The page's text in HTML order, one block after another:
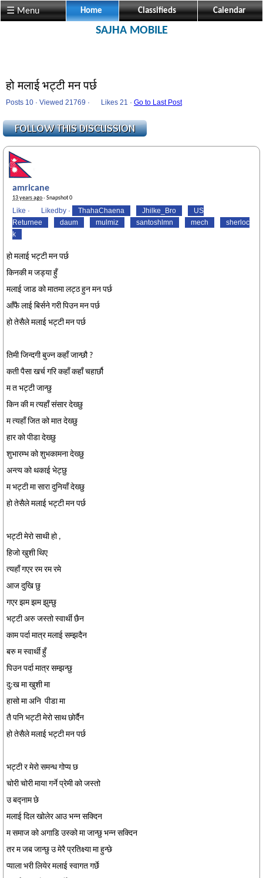
☰ Menu Home Classifieds Calendar
SAJHA MOBILE
हो मलाई भट्टी मन पर्छ
Posts 10 · Viewed 21769 · Likes 21 · Go to Last Post
amricane
13 years ago· Snapshot 0
Like · Likedby · ThahaChaena Jhilke_Bro
US
Returnee
daum mulmiz santoshlmn mech
sherloc
k
हो मलाई भट्टी मन पर्छ
किनकी म जड्या हुँ
मलाई जाड को मातमा लट्ठ हुन मन पर्छ
आँफै लाई बिर्सने गरी पिउन मन पर्छ
हो तेसैले मलाई भट्टी मन पर्छ
तिमी जिन्दगी बुज्न कहाँ जान्छौ ?
कती पैसा खर्च गरि कहाँ कहाँ चहार्छौ
म त भट्टी जान्छु
किन की म त्यहाँ संसार देख्छु
म त्यहाँ जित को मात देख्छु
हार को पीडा देख्छु
शुभारम्भ को शुभकामना देख्छु
अन्त्य को थकाई भेट्छु
म भट्टी मा सारा दुनियाँ देख्छु
हो तेसैले मलाई भट्टी मन पर्छ
भट्टी मेरो साथी हो ,
हिजो खुशी थिए
त्यहाँ गएर रम रम रमे
आज दुखि छु
गएर झम झम झुम्छु
भट्टी अरु जस्तो स्वार्थी छैन
काम पर्दा मात्र मलाई सम्झदैन
बरु म स्वार्थी हुँ
पिउन पर्दा मात्र सम्झन्छु
दु:ख मा खुशी मा
हासो मा अनि पीडा मा
तै पनि भट्टी मेरो साथ छोर्दैन
हो तेसैले मलाई भट्टी मन पर्छ
भट्टी र मेरो समन्ध गोप्य छ
चोरी चोरी माया गर्ने प्रेमी को जस्तो
उ बद्नाम छे
मलाई दिल खोलेर आउ भन्न सक्दिन
म समाज को अगाडि उस्को मा जान्छु भन्न सक्दिन
तर म जब जान्छु उ मेरै प्रतिक्ष्या मा हुन्छे
प्याला भरी लियेर मलाई स्वागत गर्छे